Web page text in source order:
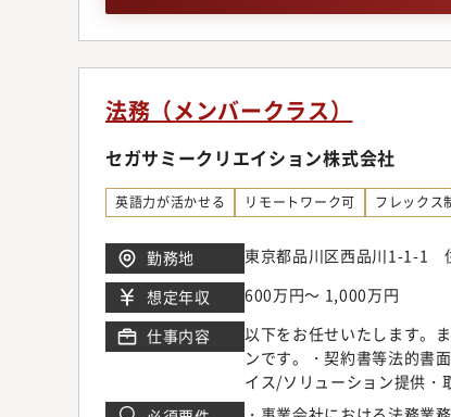
法務（メンバークラス）
セガサミークリエイション株式会社
英語力が活かせる リモートワーク可 フレックス
勤務地
東京都品川区西品川1-1-1
想定年収
600万円～ 1,000万円
仕事内容
以下をお任せいたします。
ンです。・契約書等法的書
イス/ソリューション提供・
法務を中心に経験を積みな